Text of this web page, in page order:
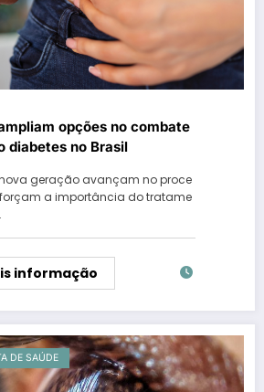
opções no combate
diabetes no Brasil
geração avançam no proce
a importância do tratame
informação
DE SAÚDE